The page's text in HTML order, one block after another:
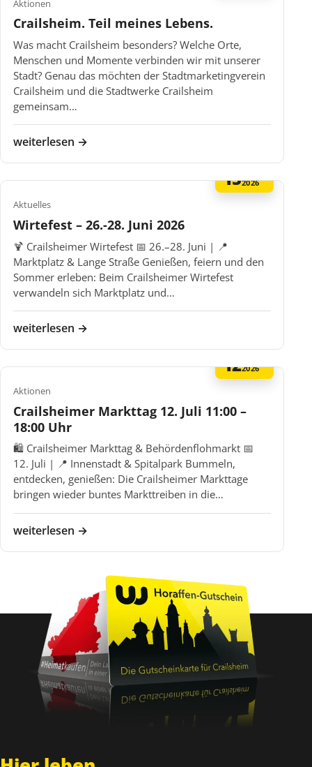
Aktionen
Crailsheim. Teil meines Lebens.
Was macht Crailsheim besonders? Welche Orte,
Menschen und Momente verbinden wir mit unserer
Stadt? Genau das möchten der Stadtmarketingverein
Crailsheim und die Stadtwerke Crailsheim
gemeinsam…
weiterlesen →
152026
Aktuelles
Wirtefest – 26.-28. Juni 2026
🍹 Crailsheimer Wirtefest 📅 26.–28. Juni | 📍
Marktplatz & Lange Straße Genießen, feiern und den
Sommer erleben: Beim Crailsheimer Wirtefest
verwandeln sich Marktplatz und…
weiterlesen →
122026
Aktionen
Crailsheimer Markttag 12. Juli 11:00 –
18:00 Uhr
🛍️ Crailsheimer Markttag & Behördenflohmarkt 📅
12. Juli | 📍 Innenstadt & Spitalpark Bummeln,
entdecken, genießen: Die Crailsheimer Markttage
bringen wieder buntes Markttreiben in die…
weiterlesen →